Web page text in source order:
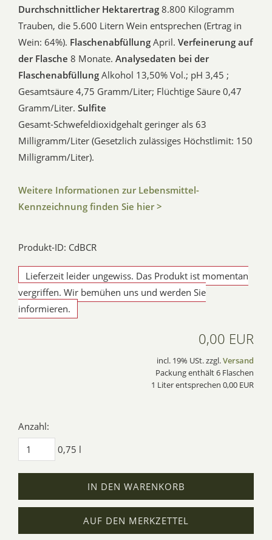
Durchschnittlicher Hektarertrag 8.800 Kilogramm
Trauben, die 5.600 Litern Wein entsprechen (Ertrag in
Wein: 64%). Flaschenabfüllung April. Verfeinerung auf
der Flasche 8 Monate. Analysedaten bei der
Flaschenabfüllung Alkohol 13,50% Vol.; pH 3,45 ;
Gesamtsäure 4,75 Gramm/Liter; Flüchtige Säure 0,47
Gramm/Liter. Sulfite
Gesamt-Schwefeldioxidgehalt geringer als 63
Milligramm/Liter (Gesetzlich zulässiges Höchstlimit: 150
Milligramm/Liter).
Weitere Informationen zur Lebensmittel-
Kennzeichnung finden Sie hier >
Produkt-ID: CdBCR
Lieferzeit leider ungewiss. Das Produkt ist momentan
vergriffen. Wir bemühen uns und werden Sie
informieren.
0,00 EUR
incl. 19% USt. zzgl.Versand
Packung enthält 6 Flaschen
1 Liter entsprechen 0,00 EUR
Anzahl:
0,75 l
IN DEN WARENKORB
AUF DEN MERKZETTEL